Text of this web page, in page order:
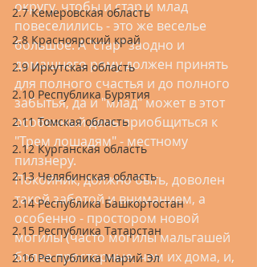
2.7 Кемеровская область
2.8 Красноярский край
2.9 Иркутская область
2.10 Республика Бурятия
2.11 Томская область
2.12 Курганская область
2.13 Челябинская область
2.14 Республика Башкортостан
2.15 Республика Татарстан
2.16 Республика Марий Эл
округу, чтобы и стар и млад
повеселились - это же веселье
большое. А "стар" заодно и
домашнего рому должен принять
для полного счастья и до полного
забытья, да и "млад" может в этот
особенный день приобщиться к
"Трем лошадям" - местному
пилзнеру.
Покойник, должно быть, доволен
такой заботой и вниманием, а
особенно - простором новой
могилы (часто могилы мальгашей
более просторные, чем их дома, и,